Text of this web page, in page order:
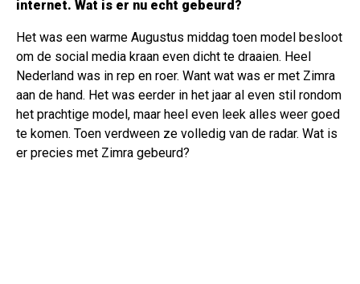
internet. Wat is er nu echt gebeurd?
Het was een warme Augustus middag toen model besloot
om de social media kraan even dicht te draaien. Heel
Nederland was in rep en roer. Want wat was er met Zimra
aan de hand. Het was eerder in het jaar al even stil rondom
het prachtige model, maar heel even leek alles weer goed
te komen. Toen verdween ze volledig van de radar. Wat is
er precies met Zimra gebeurd?